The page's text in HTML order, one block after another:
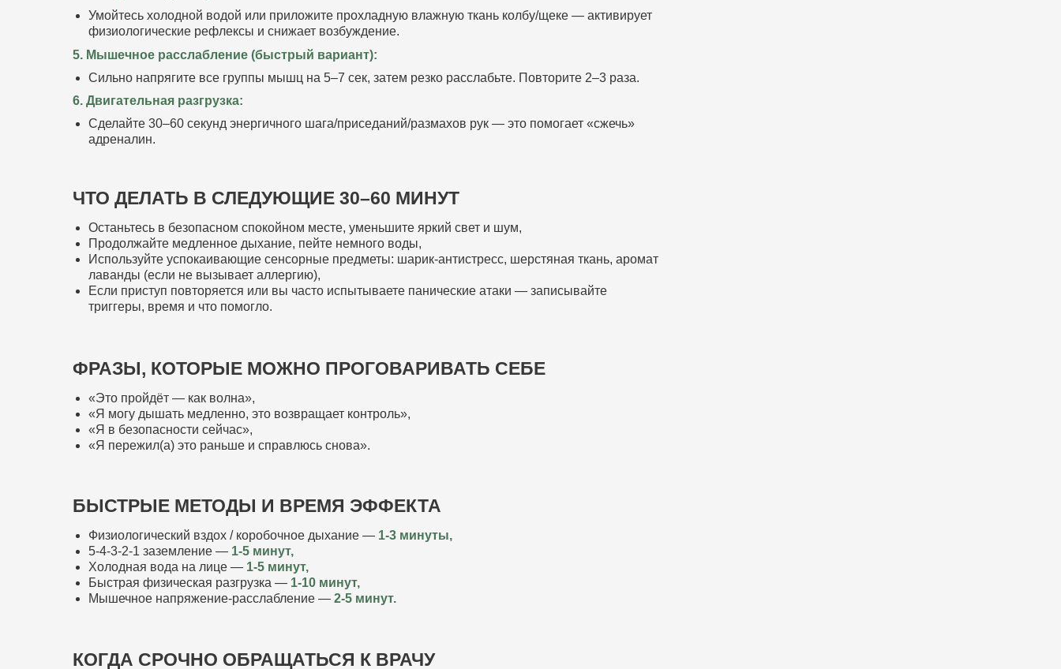
ЧТО ДЕЛАТЬ В СЛЕДУЮЩИЕ 30–60 МИНУТ
5. Мышечное расслабление (быстрый вариант):
Сильно напрягите все группы мышц на 5–7 сек, затем резко расслабьте. Повторите 2–3 раза.
Останьтесь в безопасном спокойном месте, уменьшите яркий свет и шум,
Продолжайте медленное дыхание, пейте немного воды,
Используйте успокаивающие сенсорные предметы: шарик‑антистресс, шерстяная ткань, аромат
лаванды (если не вызывает аллергию),
Если приступ повторяется или вы часто испытываете панические атаки — записывайте
триггеры, время и что помогло.
ФРАЗЫ, КОТОРЫЕ МОЖНО ПРОГОВАРИВАТЬ СЕБЕ
«Это пройдёт — как волна»,
«Я могу дышать медленно, это возвращает контроль»,
«Я в безопасности сейчас»,
«Я пережил(а) это раньше и справлюсь снова».
БЫСТРЫЕ МЕТОДЫ И ВРЕМЯ ЭФФЕКТА
Физиологический вздох / коробочное дыхание — 1-3 минуты,
5‑4‑3‑2‑1 заземление — 1-5 минут,
Холодная вода на лице — 1-5 минут,
Быстрая физическая разгрузка — 1-10 минут,
Мышечное напряжение‑расслабление — 2-5 минут.
КОГДА СРОЧНО ОБРАЩАТЬСЯ К ВРАЧУ
6. Двигательная разгрузка:
Сделайте 30–60 секунд энергичного шага/приседаний/размахов рук — это помогает «сжечь»
адреналин.
Умойтесь холодной водой или приложите прохладную влажную ткань колбу/щеке — активирует
физиологические рефлексы и снижает возбуждение.